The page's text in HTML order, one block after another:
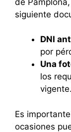
siguiente
DNI
por
Una
los
vigente.
Es
ocasiones